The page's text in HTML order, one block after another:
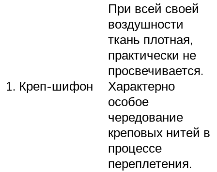
1. Креп-шифон
При всей своей
воздушности
ткань плотная,
практически не
просвечивается.
Характерно
особое
чередование
креповых нитей в
процессе
переплетения.